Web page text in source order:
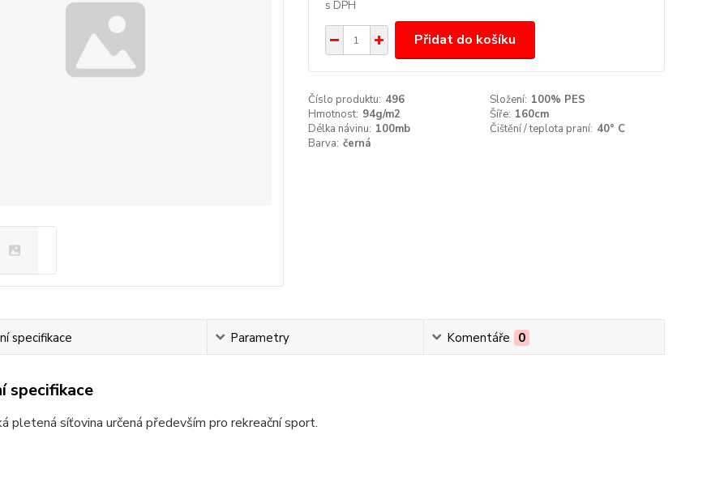
Přidat do košíku
Číslo produktu: 496 Složení: 100% PES
Hmotnost: 94g/m2 Šíře: 160cm
Délka návinu: 100mb Čištění / teplota praní: 40° C
Barva: černá
specifikace Parametry Komentáře 0
specifikace
pletená síťovina určená především pro rekreační sport.